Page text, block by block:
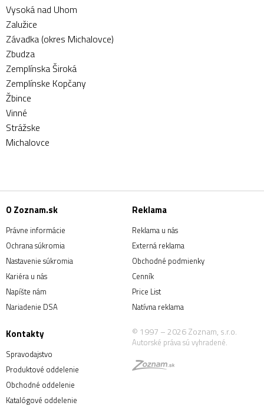
Vysoká nad Uhom
Zalužice
Závadka (okres Michalovce)
Zbudza
Zemplínska Široká
Zemplínske Kopčany
Žbince
Vinné
Strážske
Michalovce
O Zoznam.sk
Právne informácie
Ochrana súkromia
Nastavenie súkromia
Kariéra u nás
Napíšte nám
Nariadenie DSA
Reklama
Reklama u nás
Externá reklama
Obchodné podmienky
Cenník
Price List
Natívna reklama
Kontakty
Spravodajstvo
Produktové oddelenie
Obchodné oddelenie
Katalógové oddelenie
© 1997 – 2026 Zoznam, s.r.o.
Autorské práva sú vyhradené.